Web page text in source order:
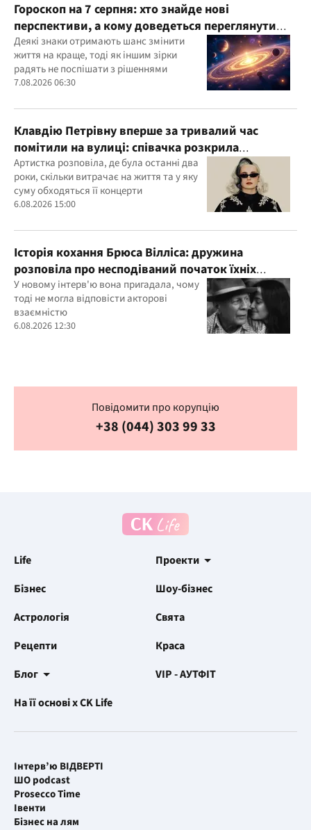
Гороскоп на 7 серпня: хто знайде нові
перспективи, а кому доведеться переглянути
свої пріоритети
Деякі знаки отримають шанс змінити
життя на краще, тоді як іншим зірки
радять не поспішати з рішеннями
7.08.2026 06:30
Клавдію Петрівну вперше за тривалий час
помітили на вулиці: співачка розкрила
подробиці свого життя
Артистка розповіла, де була останні два
роки, скільки витрачає на життя та у яку
суму обходяться її концерти
6.08.2026 15:00
Історія кохання Брюса Вілліса: дружина
розповіла про несподіваний початок їхніх
стосунків
У новому інтерв'ю вона пригадала, чому
тоді не могла відповісти акторові
взаємністю
6.08.2026 12:30
Повідомити про корупцію
+38 (044) 303 99 33
Life
Проекти
Бізнес
Шоу-бізнес
Астрологія
Свята
Рецепти
Краса
Блог
VIP - АУТФІТ
На її основі x CK Life
Інтерв’ю ВІДВЕРТІ
ШО podcast
Prosecco Time
Івенти
Бізнес на лям